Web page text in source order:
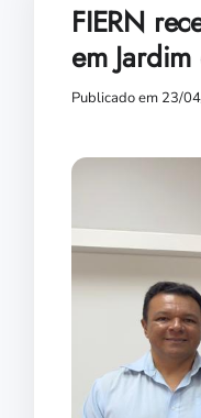
FIERN
em
Publicado em 23/